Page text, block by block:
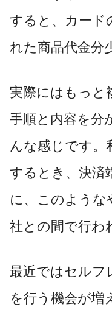
すると、カード
れた商品代金分
実際にはもっと
手順と内容を分
んな感じです。
するとき、決済
に、このような
社との間で行わ
最近ではセルフ
を行う機会が増